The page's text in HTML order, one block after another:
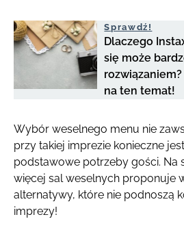
Sprawdź!
Dlaczego
się może
na ten temat!
Wybór weselnego menu nie
przy takiej imprezie konieczne
podstawowe potrzeby gości. Na
więcej sal weselnych proponuje
alternatywy, które nie podnoszą
imprezy!